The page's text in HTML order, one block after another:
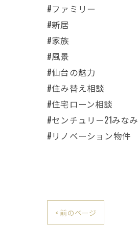
#ファミリー
#新居
#家族
#風景
#仙台の魅力
#住み替え相談
#住宅ローン相談
#センチュリー21みなみ
#リノベーション物件
< 前のページ